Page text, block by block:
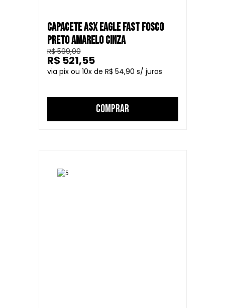
CAPACETE ASX EAGLE FAST FOSCO
PRETO AMARELO CINZA
R$ 599,00
10
R$ 54,90
R$ 521,55
COMPRAR